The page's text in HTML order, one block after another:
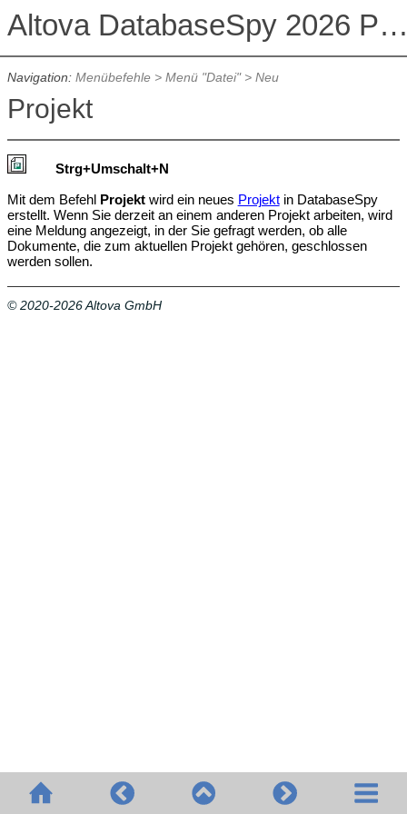
Altova DatabaseSpy 2026
Navigation: Menübefehle> Menü "Datei"> Neu
Projekt
Strg+Umschalt+N
Mit dem Befehl Projektwird ein neues Projektin DatabaseSpy
erstellt. Wenn Sie derzeit an einem anderen Projekt arbeiten, wird
eine Meldung angezeigt, in der Sie gefragt werden, ob alle
Dokumente, die zum aktuellen Projekt gehören, geschlossen
werden sollen.
© 2020-2026 Altova GmbH